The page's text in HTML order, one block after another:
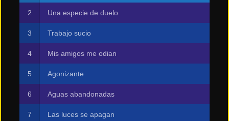
Una especie de duelo
Trabajo sucio
Mis amigos me odian
Agonizante
Aguas abandonadas
Las luces se apagan